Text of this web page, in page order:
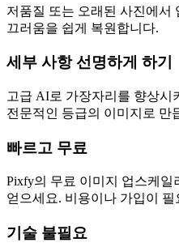
저품질 또는 오래된 사진에서
끄러움을 쉽게 복원합니다.
세부 사항 선명하게 하기
고급 AI로 가장자리를 향상시
전문적인 등급의 이미지로 만
빠르고 무료
Pixfy의 무료 이미지 업스케일
얻으세요. 비용이나 가입이
기술 불필요